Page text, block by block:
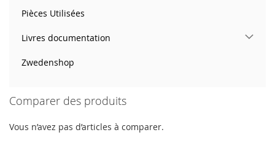
Pièces Utilisées
Livres documentation
Zwedenshop
Comparer des produits
Vous n’avez pas d’articles à comparer.